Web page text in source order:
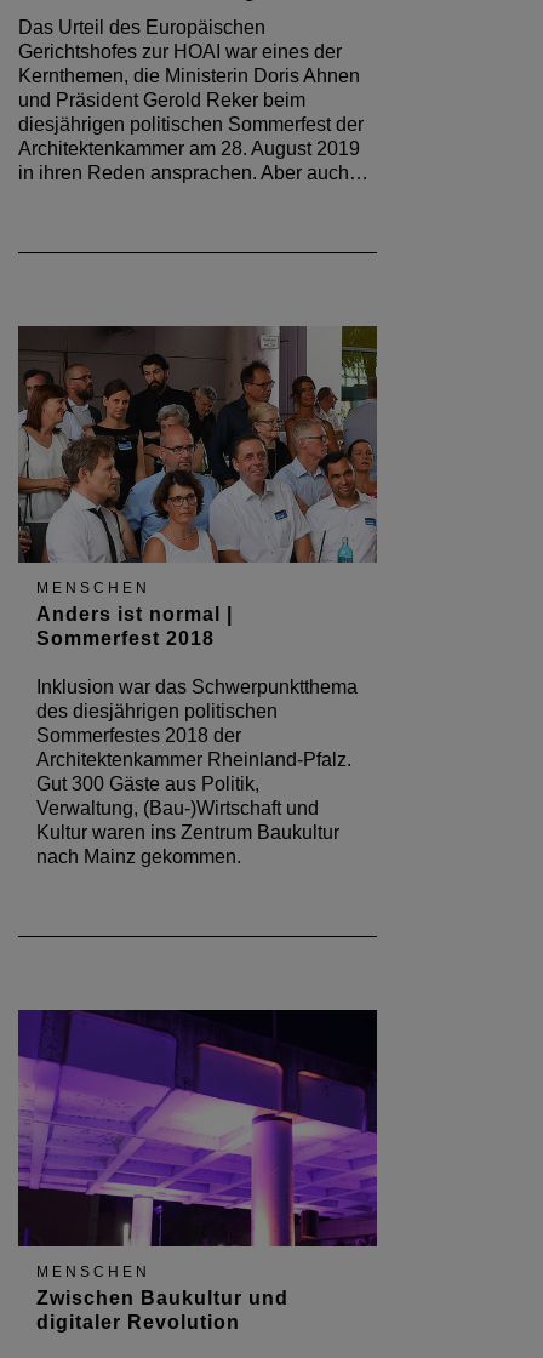
Das Urteil des Europäischen
Gerichtshofes zur HOAI war eines der
Kernthemen, die Ministerin Doris Ahnen
und Präsident Gerold Reker beim
diesjährigen politischen Sommerfest der
Architektenkammer am 28. August 2019
in ihren Reden ansprachen. Aber auch…
MENSCHEN
Anders ist normal |
Sommerfest 2018
Inklusion war das Schwerpunktthema
des diesjährigen politischen
Sommerfestes 2018 der
Architektenkammer Rheinland-Pfalz.
Gut 300 Gäste aus Politik,
Verwaltung, (Bau-)Wirtschaft und
Kultur waren ins Zentrum Baukultur
nach Mainz gekommen.
MENSCHEN
Zwischen Baukultur und
digitaler Revolution